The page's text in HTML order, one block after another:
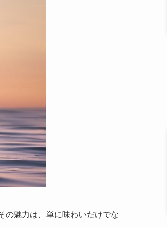
の魅力は、単に味わいだけでな